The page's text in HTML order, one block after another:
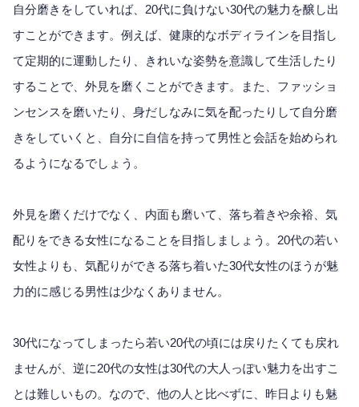
自分磨きをしていれば、20代に負けない30代の魅力を醸し出
すことができます。例えば、健康的なボディラインを目指し
て定期的に運動したり、きれいな姿勢を意識して生活したり
することで、外見を磨くことができます。また、ファッショ
ンセンスを磨いたり、身だしなみに気を配ったりして自分磨
きをしていくと、自分に自信を持って男性と会話を始められ
るようになるでしょう。
外見を磨くだけでなく、内面も磨いて、落ち着きや余裕、気
配りをできる女性になることを目指しましょう。20代の若い
女性よりも、気配りができる落ち着いた30代女性のほうが魅
力的に感じる男性は少なくありません。
30代になってしまったら若い20代の頃には戻りたくても戻れ
ませんが、逆に20代の女性は30代の大人っぽい魅力を出すこ
とは難しいもの。なので、他の人と比べずに、昨日よりも魅